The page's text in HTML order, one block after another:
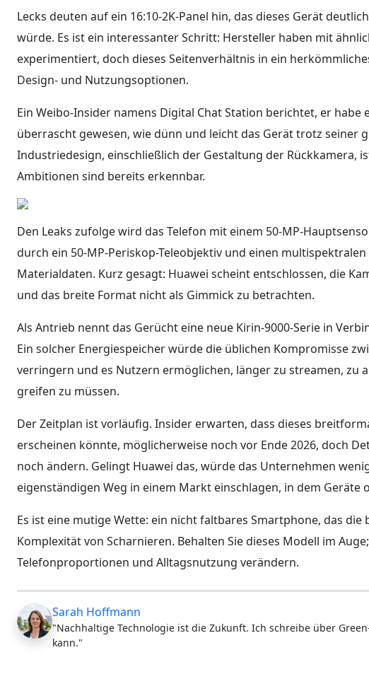
Lecks deuten auf ein 16:10-2K-Panel hin, das dieses Gerät
würde. Es ist ein interessanter Schritt: Hersteller haben mit
experimentiert, doch dieses Seitenverhältnis in ein
Design- und Nutzungsoptionen.
Ein Weibo-Insider namens Digital Chat Station berichtet, er
überrascht gewesen, wie dünn und leicht das Gerät trotz seiner
Industriedesign, einschließlich der Gestaltung der Rückkamera,
Ambitionen sind bereits erkennbar.
Den Leaks zufolge wird das Telefon mit einem 50-MP-
durch ein 50-MP-Periskop-Teleobjektiv und einen
Materialdaten. Kurz gesagt: Huawei scheint entschlossen, die
und das breite Format nicht als Gimmick zu betrachten.
Als Antrieb nennt das Gerücht eine neue Kirin-9000-Serie in
Ein solcher Energiespeicher würde die üblichen Kompromisse
verringern und es Nutzern ermöglichen, länger zu streamen, zu
greifen zu müssen.
Der Zeitplan ist vorläufig. Insider erwarten, dass dieses
erscheinen könnte, möglicherweise noch vor Ende 2026, doch
noch ändern. Gelingt Huawei das, würde das Unternehmen
eigenständigen Weg in einem Markt einschlagen, in dem Geräte
Es ist eine mutige Wette: ein nicht faltbares Smartphone, das
Komplexität von Scharnieren. Behalten Sie dieses Modell im
Telefonproportionen und Alltagsnutzung verändern.
Sarah Hoffmann
"Nachhaltige Technologie ist die Zukunft. Ich schreibe über
kann."